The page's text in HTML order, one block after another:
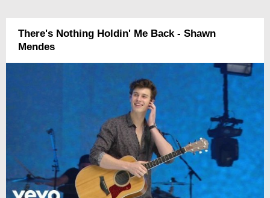
There's Nothing Holdin' Me Back - Shawn
Mendes